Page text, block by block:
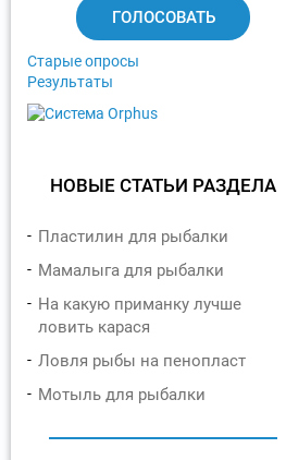
Старые опросы
Результаты
НОВЫЕ СТАТЬИ РАЗДЕЛА
Пластилин для рыбалки
Мамалыга для рыбалки
На какую приманку лучше
ловить карася
Ловля рыбы на пенопласт
Мотыль для рыбалки